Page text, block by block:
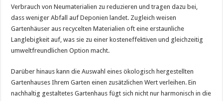
Verbrauch von Neumaterialien zu reduzieren und tragen dazu bei,
dass weniger Abfall auf Deponien landet. Zugleich weisen
Gartenhäuser aus recycelten Materialien oft eine erstaunliche
Langlebigkeit auf, was sie zu einer kosteneffektiven und gleichzeitig
umweltfreundlichen Option macht.
Darüber hinaus kann die Auswahl eines ökologisch hergestellten
Gartenhauses Ihrem Garten einen zusätzlichen Wert verleihen. Ein
nachhaltig gestaltetes Gartenhaus fügt sich nicht nur harmonisch in die